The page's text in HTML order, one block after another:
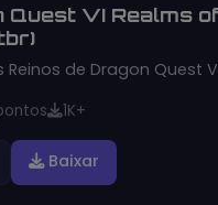
Quest VI Realms
Reinos de Dragon Quest
1K+
Baixar